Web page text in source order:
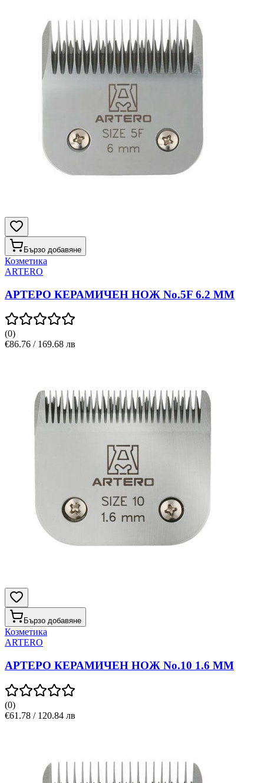
Бързо добавяне
Козметика
ARTERO
АРТЕРО КЕРАМИЧЕН НОЖ No.5F 6.2 MM
(0)
€86.76 / 169.68 лв
Бързо добавяне
Козметика
ARTERO
АРТЕРО КЕРАМИЧЕН НОЖ No.10 1.6 MM
(0)
€61.78 / 120.84 лв